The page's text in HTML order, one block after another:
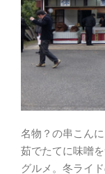
名物？の串こん
茹でたてに味噌
グルメ。冬ライ